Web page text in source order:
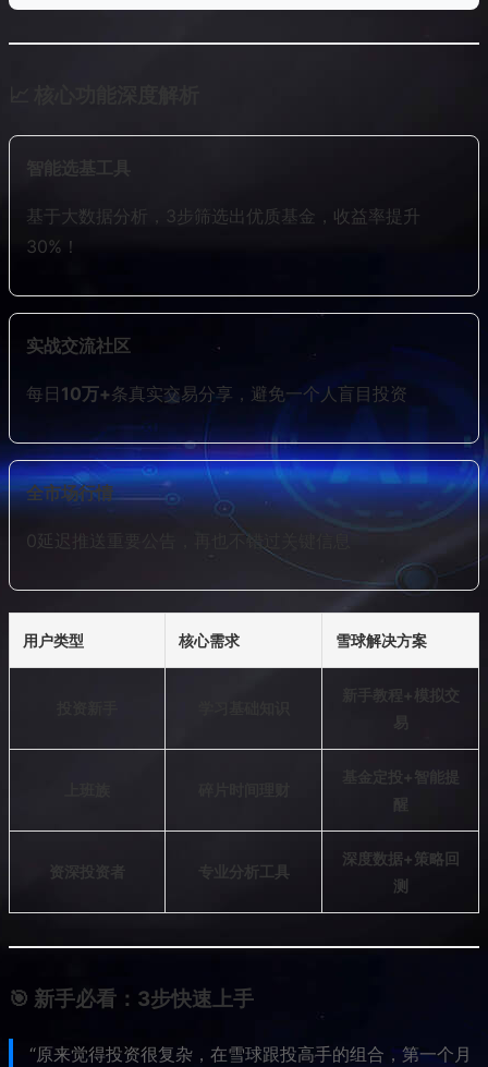
智能选基工具
基于大数据分析，3步筛选出优质基金，收益率提升
30%！
实战交流社区
每日 10万+条真实交易分享，避免一个人盲目投资
全市场行情
0延迟推送重要公告，再也不错过关键信息
用户类型 核心需求 雪球解决方案
新手教程+模拟交
易
基金定投+智能提
醒
资深投资者 专业分析工具
深度数据+策略回
测
🎯 新手必看：3步快速上手
“原来觉得投资很复杂，在雪球跟投高手的组合，第一个月